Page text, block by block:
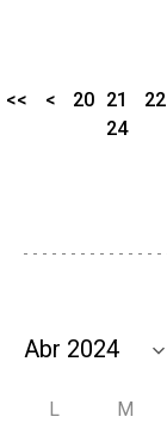
<< < 20 21 22
24
L M